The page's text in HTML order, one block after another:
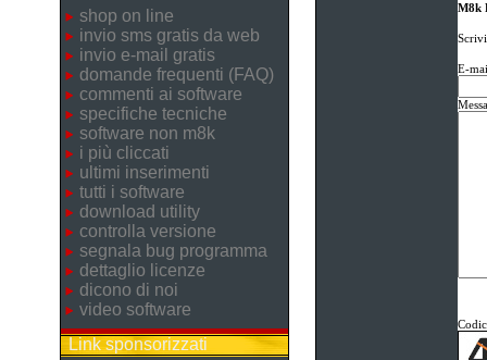
shop on line
invio sms gratis da web
invio e-mail gratis
domande frequenti (FAQ)
commenti ai software
specifiche tecniche
software non m8k
i più cliccati
ultimi inserimenti
tutti i software
download utility
controlla versione
segnala bug programma
dettaglio licenze
dicono di noi
video software
Link sponsorizzati
M8k
E-